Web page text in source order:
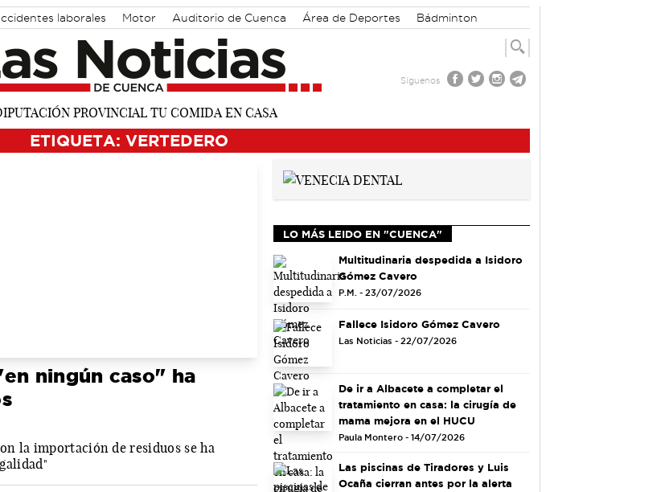
laborales Motor Auditorio de Cuenca Área de Deportes
Bádminton
Síguenos
ETIQUETA: VERTEDERO
ningún caso" ha
la importación de residuos se ha
LO MÁS LEIDO EN "CUENCA"
Multitudinaria despedida a Isidoro
Gómez Cavero
P.M. - 23/07/2026
Fallece Isidoro Gómez Cavero
Las Noticias - 22/07/2026
De ir a Albacete a completar el
tratamiento en casa: la cirugía de
mama mejora en el HUCU
Paula Montero - 14/07/2026
Las piscinas de Tiradores y Luis
Ocaña cierran antes por la alerta